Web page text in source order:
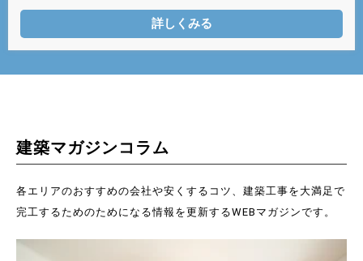
詳しくみる
建築マガジンコラム
各エリアのおすすめの会社や安くするコツ、建築工事を大満足で
完工するためのためになる情報を更新するWEBマガジンです。